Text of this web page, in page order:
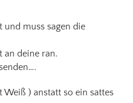
und muss sagen die
an deine ran.
Weiß ) anstatt so ein sattes